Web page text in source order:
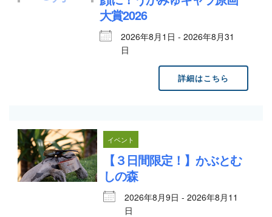
大賞2026
2026年8月1日 - 2026年8月31
日
詳細はこちら
イベント
【３日間限定！】かぶとむ
しの森
2026年8月9日 - 2026年8月11
日